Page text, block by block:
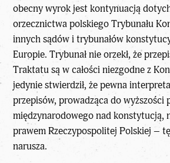
obecny wyrok jest kontynuacją
orzecznictwa polskiego Trybunału
innych sądów i trybunałów
Europie. Trybunał nie orzekł, że
Traktatu są w całości niezgodne z
jedynie stwierdził, że pewna
przepisów, prowadząca do wyższości
międzynarodowego nad konstytucją,
prawem Rzeczypospolitej Polskiej –
narusza.